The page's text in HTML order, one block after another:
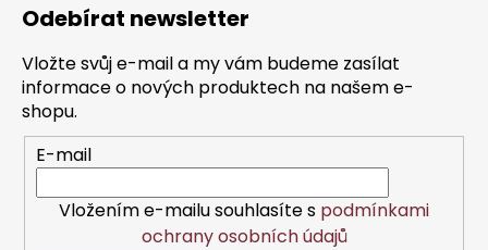
Odebírat newsletter
Vložte svůj e-mail a my vám budeme zasílat
informace o nových produktech na našem e-
shopu.
E-mail
Vložením e-mailu souhlasíte s podmínkami
ochrany osobních údajů